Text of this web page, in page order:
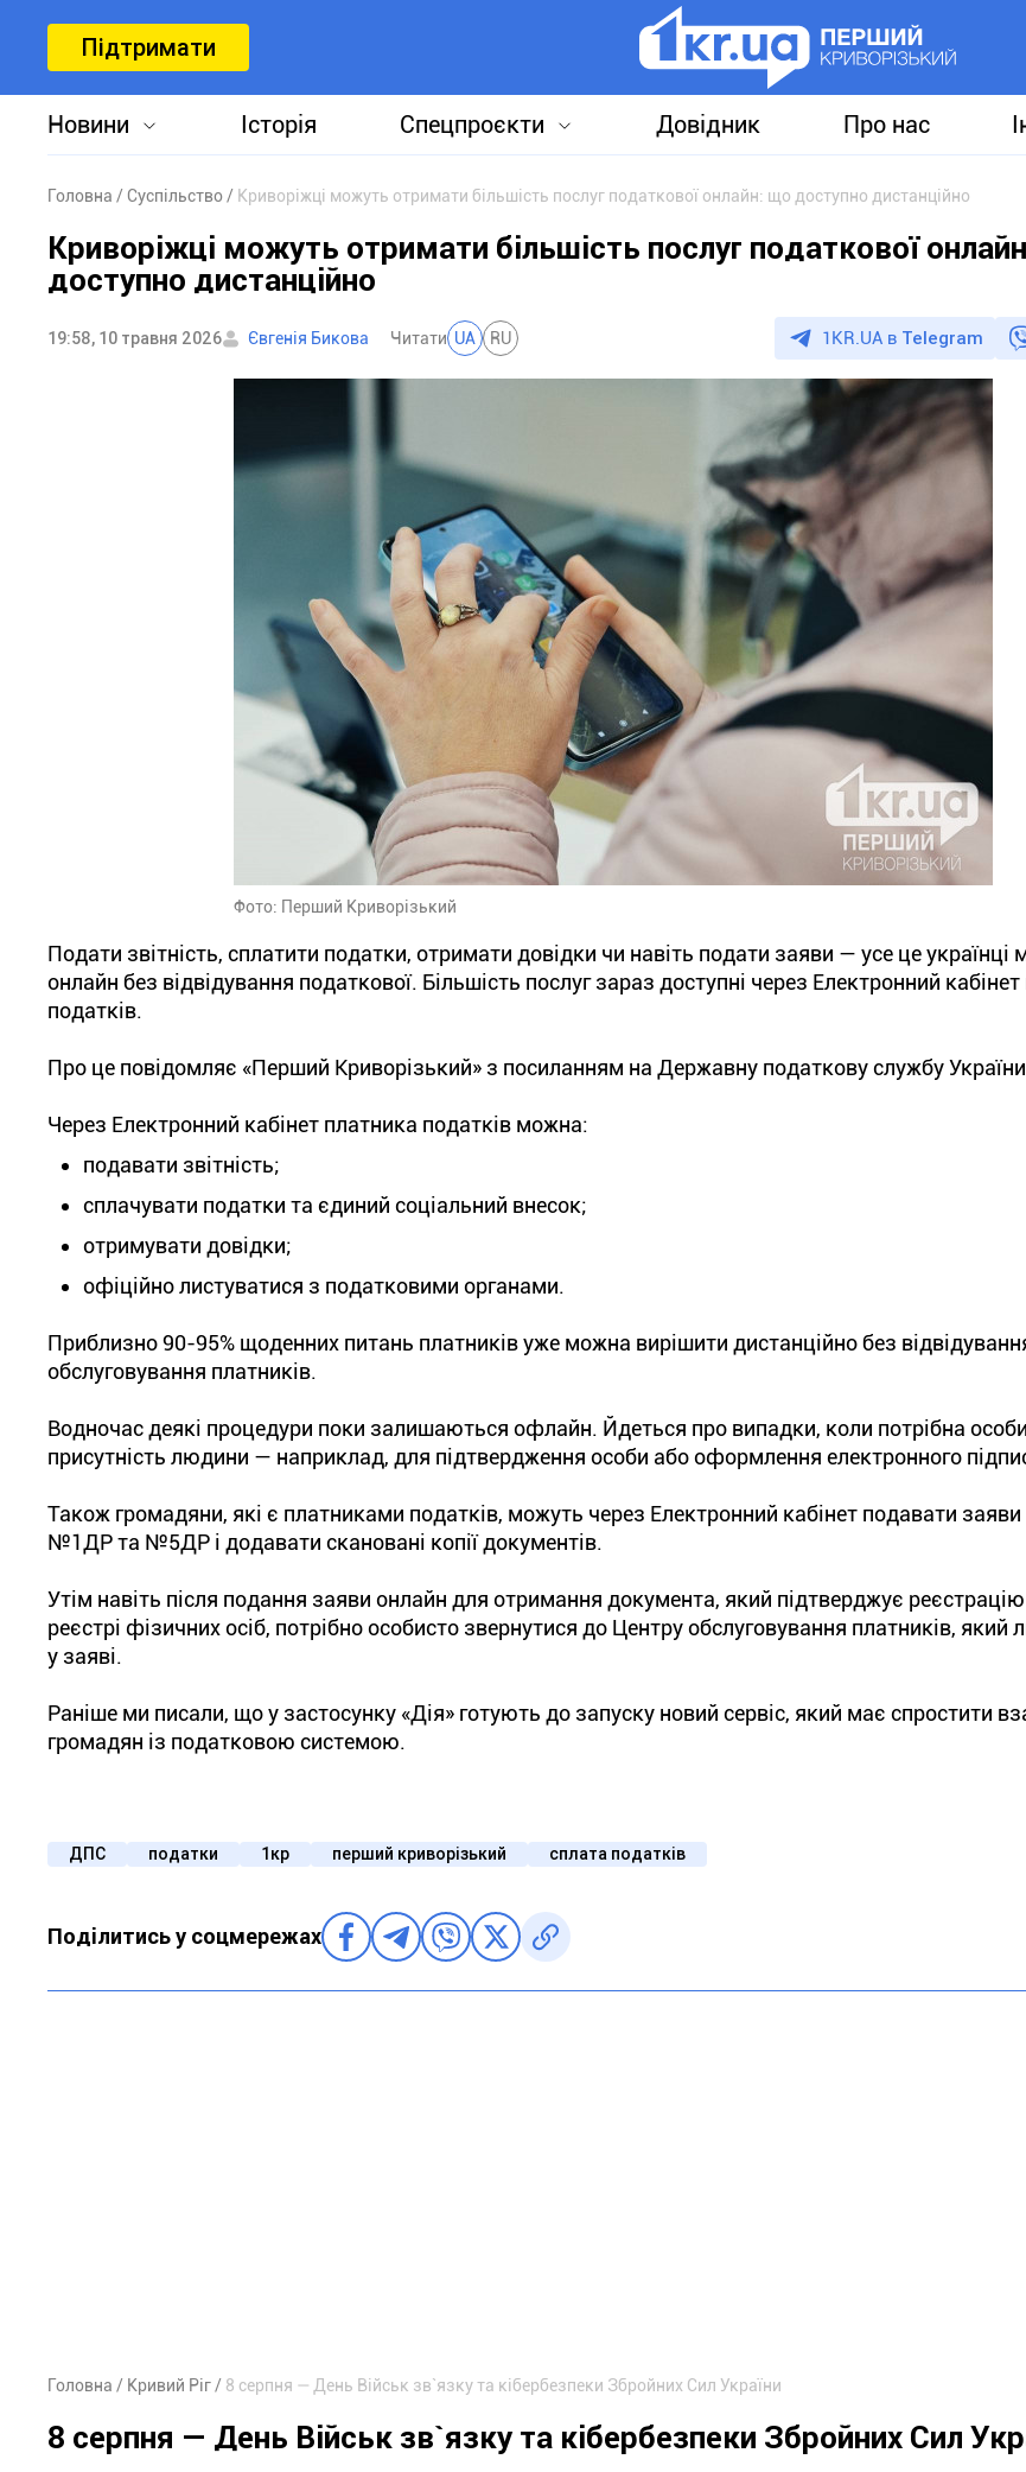
Підтримати
Новини Історія Спецпроєкти Довідник Про нас
Головна Суспільство Криворіжці можуть отримати більшість послуг податкової онлайн: що доступно дистанційно
Криворіжці можуть отримати більшість послуг податкової
доступно дистанційно
19:58, 10 травня 2026 Євгенія Бикова Читати UA RU 1KR.UA в Telegram
Фото: Перший Криворізький
Подати звітність, сплатити податки, отримати довідки чи навіть подати заяви — усе це українці
онлайн без відвідування податкової. Більшість послуг зараз доступні через Електронний
податків.
Про це повідомляє «Перший Криворізький» з посиланням на Державну податкову службу
Через Електронний кабінет платника податків можна:
подавати звітність;
сплачувати податки та єдиний соціальний внесок;
отримувати довідки;
офіційно листуватися з податковими органами.
Приблизно 90-95% щоденних питань платників уже можна вирішити дистанційно без
обслуговування платників.
Водночас деякі процедури поки залишаються офлайн. Йдеться про випадки, коли потрібна
присутність людини — наприклад, для підтвердження особи або оформлення електронного
Також громадяни, які є платниками податків, можуть через Електронний кабінет подавати
№1ДР та №5ДР і додавати скановані копії документів.
Утім навіть після подання заяви онлайн для отримання документа, який підтверджує
реєстрі фізичних осіб, потрібно особисто звернутися до Центру обслуговування платників,
у заяві.
Раніше ми писали, що у застосунку «Дія» готують до запуску новий сервіс, який має спростити
громадян із податковою системою.
ДПС податки 1кр перший криворізький сплата податків
Поділитись у соцмережах
Головна Кривий Ріг 8 серпня — День Військ зв`язку та кібербезпеки Збройних Сил України
8 серпня — День Військ зв`язку та кібербезпеки Збройних Сил